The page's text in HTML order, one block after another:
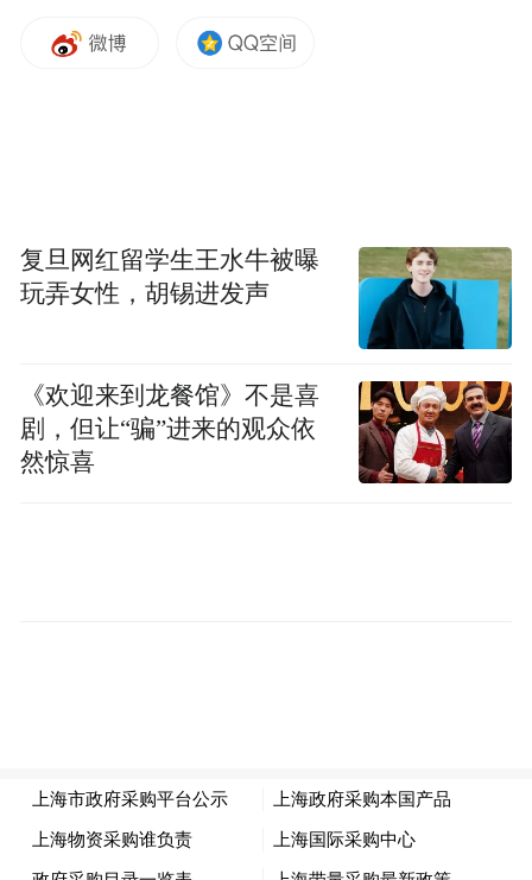
复旦网红留学生王水牛被曝
玩弄女性，胡锡进发声
《欢迎来到龙餐馆》不是喜
剧，但让“骗”进来的观众依
然惊喜